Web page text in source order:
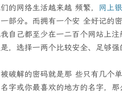
的网络生活越来越 频繁， 网上
部分。而拥有一个安 全好记的
自己都至少在一二百个网站上
，选择一两个比较安全、足够
破解的密码就是那 些只有几个
字或你最喜欢的地方的名字，